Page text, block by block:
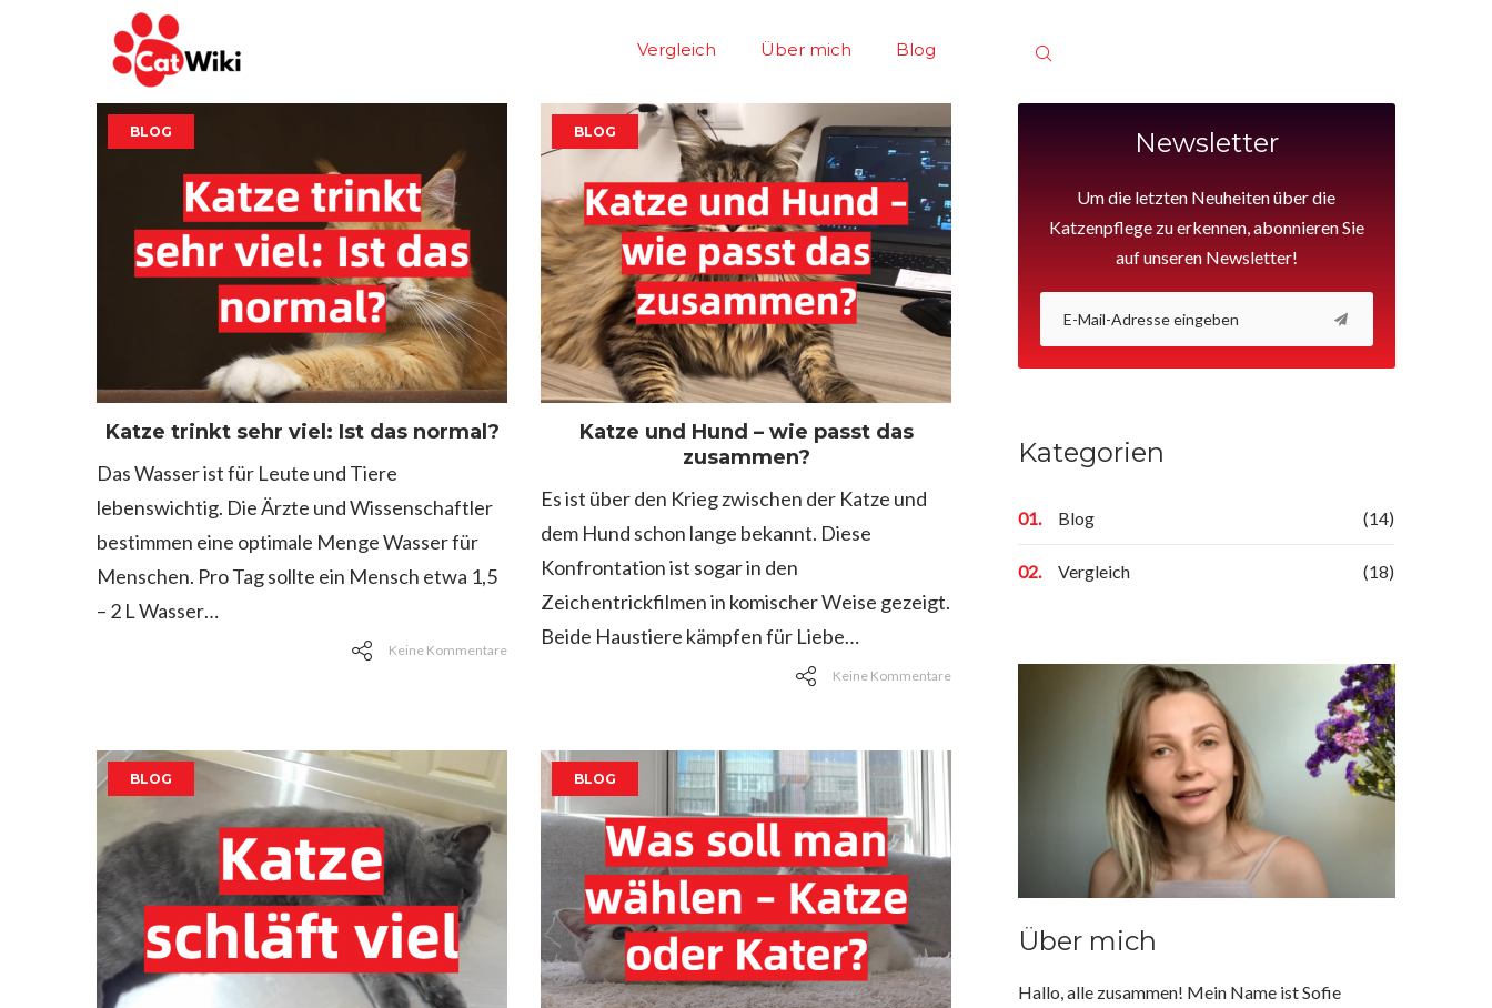
Vergleich Über mich Blog
BLOG
Katze trinkt sehr viel: Ist das normal?
Das Wasser ist für Leute und Tiere
lebenswichtig. Die Ärzte und Wissenschaftler
bestimmen eine optimale Menge Wasser für
Menschen. Pro Tag sollte ein Mensch etwa 1,5
– 2 L Wasser…
Keine Kommentare
BLOG
Katze und Hund – wie passt das
zusammen?
Es ist über den Krieg zwischen der Katze und
dem Hund schon lange bekannt. Diese
Konfrontation ist sogar in den
Zeichentrickfilmen in komischer Weise gezeigt.
Beide Haustiere kämpfen für Liebe…
Keine Kommentare
BLOG BLOG
Newsletter
Um die letzten Neuheiten über die
Katzenpflege zu erkennen, abonnieren Sie
auf unseren Newsletter!
Kategorien
Blog (14)
Vergleich (18)
Über mich
Hallo, alle zusammen! Mein Name ist Sofie